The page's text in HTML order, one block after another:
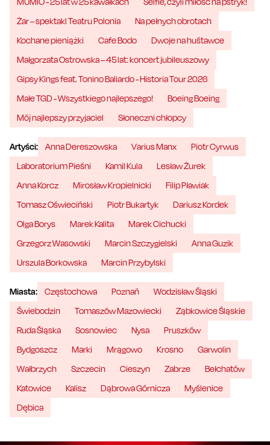
Żar – spektakl Teatru Polonia
Na pełnych obrotach
Kochane pieniążki
Cafe Bodo
Dwoje na huśtawce
Małgorzata Ostrowska – 45 lat: koncert jubileuszowy
Gipsy Kings feat. Tonino Baliardo - Historia Tour 2026
Małe TGD - Wszystkiego najlepszego!
Boeing Boeing
Mój najlepszy przyjaciel
Słoneczni chłopcy
Artyści: Anna Dereszowska Varius Manx
Piotr Cyrwus
Laboratorium Pieśni
Kamil Kula
Lesław Żurek
Anna Korcz
Mirosław Kropielnicki
Filip Pławiak
Tomasz Oświeciński
Piotr Bukartyk
Dariusz Kordek
Olga Borys
Marek Kalita
Marek Cichucki
Grzegorz Wasowski
Marcin Szczygielski
Anna Guzik
Urszula Borkowska
Marcin Przybylski
Miasta: Częstochowa Poznań
Wodzisław Śląski
Świebodzin
Tomaszów Mazowiecki
Ząbkowice Śląskie
Ruda Śląska
Sosnowiec Nysa
Pruszków
Bydgoszcz
Marki Mrągowo Krosno
Garwolin
Wałbrzych
Szczecin Cieszyn Zabrze
Bełchatów
Katowice
Kalisz Dąbrowa Górnicza
Myślenice
Dębica